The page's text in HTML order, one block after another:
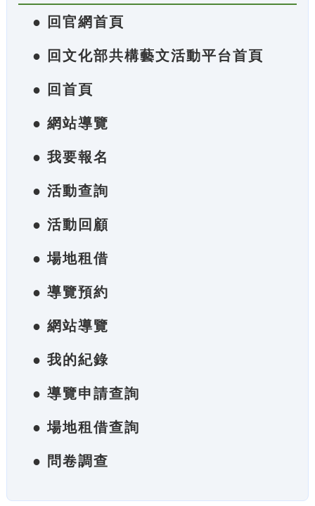
● 回官網首頁
● 回文化部共構藝文活動平台首頁
● 回首頁
● 網站導覽
● 我要報名
● 活動查詢
● 活動回顧
● 場地租借
● 導覽預約
● 網站導覽
● 我的紀錄
● 導覽申請查詢
● 場地租借查詢
● 問卷調查